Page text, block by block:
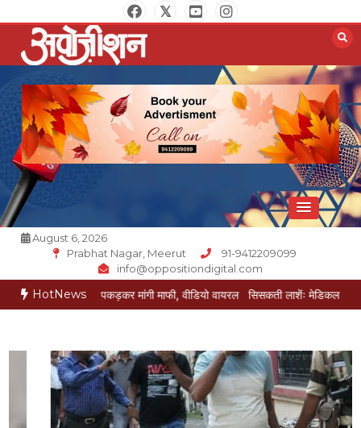
to
content
Opposition Digital
August 6, 2026
Prabhat Nagar, Meerut
91-9412209099
info@oppositiondigital.com
HotNews
पैर पकड़कर मांगी माफी, वीडियो वायरल सिसकती लाशेंः मेडिकल के लावारिस वार्ड में